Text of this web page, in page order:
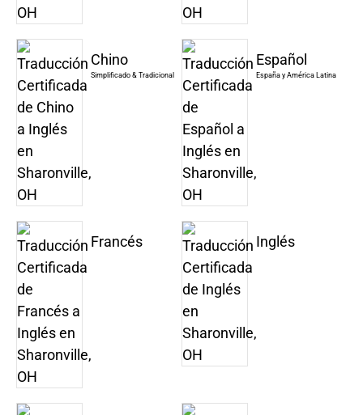
Chino
Simplificado & Tradicional
Español
España y América Latina
Francés Inglés